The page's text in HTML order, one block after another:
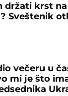
držati krst
Sveštenik
večeru u
mi je što